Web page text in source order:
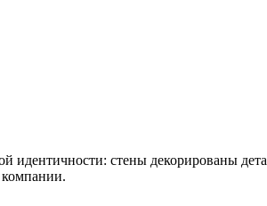
идентичности: стены декорированы